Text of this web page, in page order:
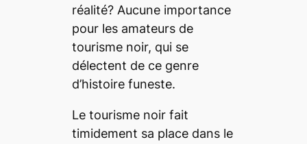
réalité? Aucune importance
pour les amateurs de
tourisme noir, qui se
délectent de ce genre
d’histoire funeste.
Le tourisme noir fait
timidement sa place dans le